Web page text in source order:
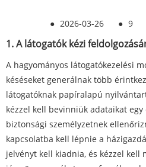
● 2026-03-26 ● 9
1. A látogatók kézi
A hagyományos látogatókezelési
késéseket generálnak több
látogatóknak papíralapú
kézzel kell bevinniük adataikat
biztonsági személyzetnek
kapcsolatba kell lépnie a
jelvényt kell kiadnia, és kézzel kell